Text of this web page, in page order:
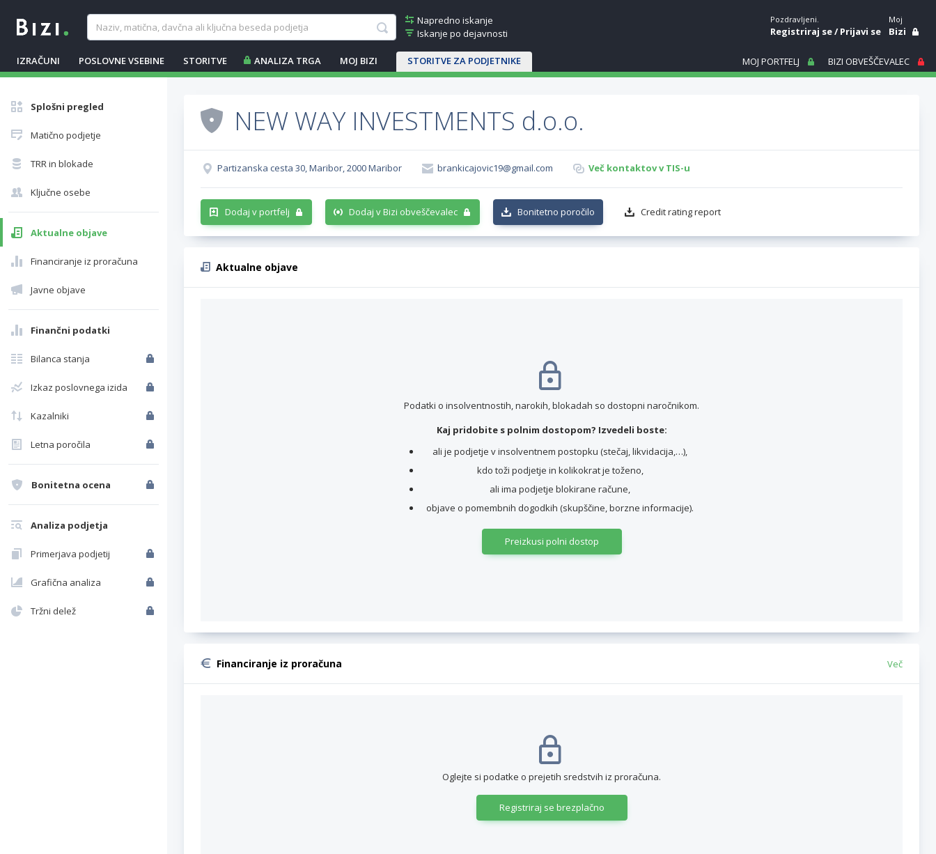
Napredno iskanje
Iskanje po dejavnosti
IZRAČUNI POSLOVNE VSEBINE STORITVE ANALIZA TRGA MOJ BIZI STORITVE ZA PODJETNIKE
Pozdravljeni.
Registriraj se/Prijavi se
Moj
Bizi
MOJ PORTFELJ BIZI OBVEŠČEVALEC
Splošni pregled
Matično podjetje
TRR in blokade
Ključne osebe
Aktualne objave
Financiranje iz proračuna
Javne objave
Finančni podatki
Bilanca stanja
Izkaz poslovnega izida
Kazalniki
Letna poročila
Bonitetna ocena
Analiza podjetja
Primerjava podjetij
Grafična analiza
Tržni delež
NEW WAY INVESTMENTS d.o.o.
Partizanska cesta 30, Maribor, 2000 Maribor brankicajovic19@gmail.com Več kontaktov v TIS-u
Dodaj v portfelj Dodaj v Bizi obveščevalec Bonitetno poročilo Credit rating report
Aktualne objave
Podatki o insolventnostih, narokih, blokadah so dostopni naročnikom.
Kaj pridobite s polnim dostopom? Izvedeli boste:
ali je podjetje v insolventnem postopku (stečaj, likvidacija,…),
kdo toži podjetje in kolikokrat je toženo,
ali ima podjetje blokirane račune,
objave o pomembnih dogodkih (skupščine, borzne informacije).
Preizkusi polni dostop
Financiranje iz proračuna Več
Oglejte si podatke o prejetih sredstvih iz proračuna.
Registriraj se brezplačno